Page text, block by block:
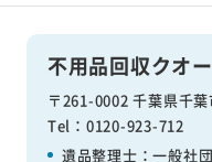
不用品回収クオ
〒261-0002 千葉県千
Tel：0120-923-712
遺品整理士：一般社